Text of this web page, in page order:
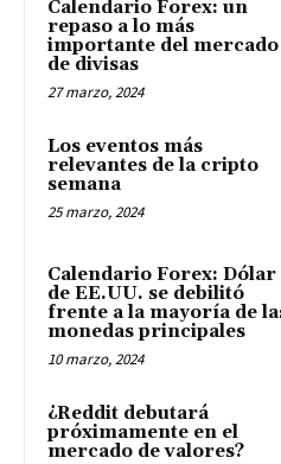
Calendario Forex: un
repaso a lo más
importante del mercado
de divisas
27 marzo, 2024
Los eventos más
relevantes de la cripto
semana
25 marzo, 2024
Calendario Forex: Dólar
de EE.UU. se debilitó
frente a la mayoría de
monedas principales
10 marzo, 2024
¿Reddit debutará
próximamente en el
mercado de valores?